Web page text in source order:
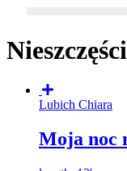
Lubich Chiara
Moja noc